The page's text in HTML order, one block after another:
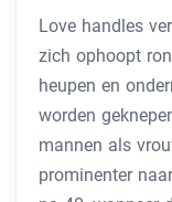
Love handles
zich ophoopt
heupen en
worden
mannen als
prominenter